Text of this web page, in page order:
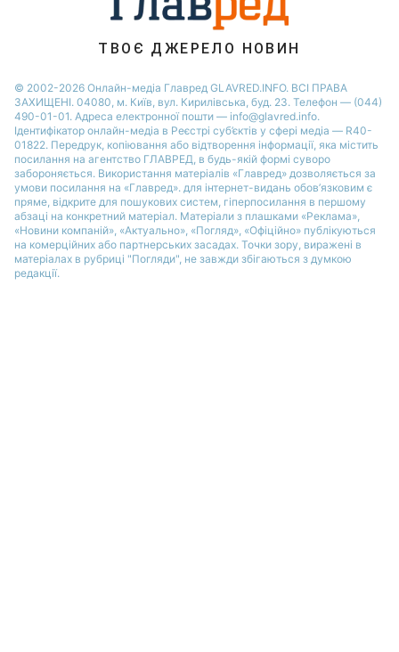
Новини Черкаси
ТВОЄ ДЖЕРЕЛО НОВИН
© 2002-2026 Онлайн-медіа Главред GLAVRED.INFO. ВСІ ПРАВА
ЗАХИЩЕНІ. 04080, м. Київ, вул. Кирилівська, буд. 23. Телефон — (044)
490-01-01. Адреса електронної пошти — info@glavred.info.
Ідентифікатор онлайн-медіа в Реєстрі суб’єктів у сфері медіа — R40-
01822. Передрук, копіювання або відтворення інформації, яка містить
посилання на агентство ГЛАВРЕД, в будь-якій формi суворо
забороняється. Використання матеріалів «Главред» дозволяється за
умови посилання на «Главред». для інтернет-видань обов’язковим є
пряме, відкрите для пошукових систем, гіперпосилання в першому
абзаці на конкретний матеріал. Матеріали з плашками «Реклама»,
«Новини компаній», «Актуально», «Погляд», «Офіційно» публікуються
на комерційних або партнерських засадах. Точки зору, виражені в
матеріалах в рубриці "Погляди", не завжди збігаються з думкою
редакції.